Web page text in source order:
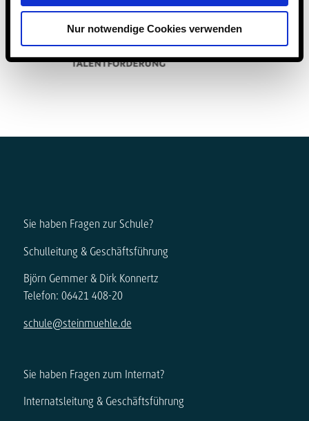
Nur notwendige Cookies verwenden
Sie haben Fragen zur Schule?
Schulleitung & Geschäftsführung
Björn Gemmer & Dirk Konnertz
Telefon: 06421 408-20
schule@steinmuehle.de
Sie haben Fragen zum Internat?
Internatsleitung & Geschäftsführung